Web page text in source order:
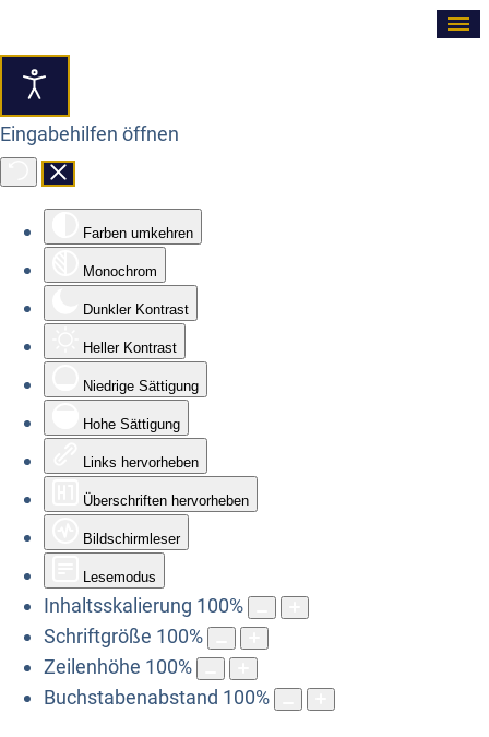
Eingabehilfen öffnen
Farben umkehren
Monochrom
Dunkler Kontrast
Heller Kontrast
Niedrige Sättigung
Hohe Sättigung
Links hervorheben
Überschriften hervorheben
Bildschirmleser
Lesemodus
Inhaltsskalierung 100%
Schriftgröße 100%
Zeilenhöhe 100%
Buchstabenabstand 100%
≡